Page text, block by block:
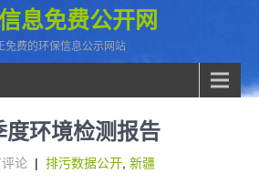
息免费公开网
免费的环保信息公示网站
环境检测报告
论 | 排污数据公开 新疆